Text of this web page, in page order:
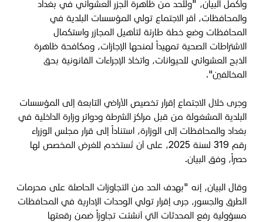
وأكمل البيان، "وللحد من ظاهرة الجزر العشوائي في بغداد
والمحافظات، أقر الاجتماع تولي المؤسسات البلدية في
المحافظات وضع خطة طارئة لتأهيل المجازر واستكمال
الاشتراطات الصحية تمهيداً لمنحها الإجازات، ومكافحة ظاهرة
الذبح العشوائي للحيوانات، واتخاذ الإجراءات القانونية بحق
المخالفين".
وجرى خلال الاجتماع إقرار تخصيص الأراضي التابعة إلى المؤسسات
البلدية المشغولة من قبل مراكز الشرطة ودوائر وزارة الداخلية في
بغداد والمحافظات إلى الوزارة، استناداً إلى قرار مجلس الوزراء
رقم 319 لسنة 2025، على أن تُستخدم للغرض المخصص لها
حصراً، وفق البيان.
وقال البيان، إنه "بهدف الحد من التجاوزات الحاصلة على محرمات
الطرق والجسور، جرى إقرار تولي الوحدات الإدارية في المحافظات
مسؤولية رفع المحدثات التي أنشئت تجاوزاً ضمن رقعتها